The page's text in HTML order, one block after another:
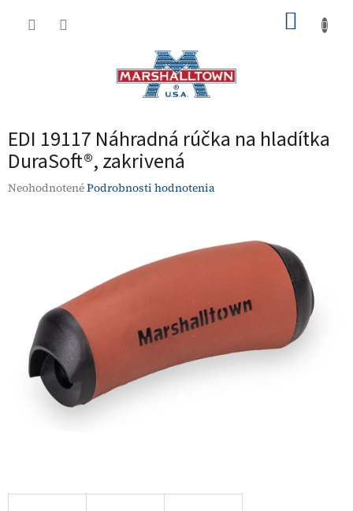
EDI 19117 Náhradná rúčka na hladítka
DuraSoft®, zakrivená
Priemerné
NeohodnotenéPodrobnosti hodnotenia